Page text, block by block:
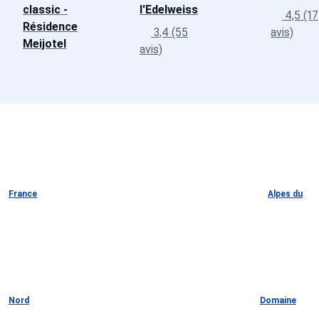
classic -
Résidence
Meijotel
l'Edelweiss
3,4 (55
avis)
4,5 (17
avis)
France Alpes du
Nord Domaine